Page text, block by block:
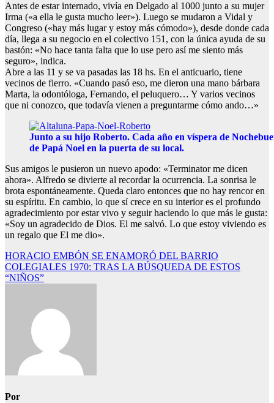
Antes de estar internado, vivía en Delgado al 1000 junto a su mujer
Irma («a ella le gusta mucho leer»). Luego se mudaron a Vidal y
Congreso («hay más lugar y estoy más cómodo»), desde donde cada
día, llega a su negocio en el colectivo 151, con la única ayuda de su
bastón: «No hace tanta falta que lo use pero así me siento más
seguro», indica.
Abre a las 11 y se va pasadas las 18 hs. En el anticuario, tiene
vecinos de fierro. «Cuando pasó eso, me dieron una mano bárbara
Marta, la odontóloga, Fernando, el peluquero… Y varios vecinos
que ni conozco, que todavía vienen a preguntarme cómo ando…»
Junto a su hijo Roberto. Cada año en víspera de
de Papá Noel en la puerta de su local.
Sus amigos le pusieron un nuevo apodo: «Terminator me dicen
ahora». Alfredo se divierte al recordar la ocurrencia. La sonrisa le
brota espontáneamente. Queda claro entonces que no hay rencor en
su espíritu. En cambio, lo que sí crece en su interior es el profundo
agradecimiento por estar vivo y seguir haciendo lo que más le gusta:
«Soy un agradecido de Dios. El me salvó. Lo que estoy viviendo es
un regalo que El me dio».
Navegación
de
HORACIO EMBÓN SE ENAMORÓ DEL BARRIO
COLEGIALES 1970: TRAS LA BÚSQUEDA DE ESTOS
“NIÑOS”
Por